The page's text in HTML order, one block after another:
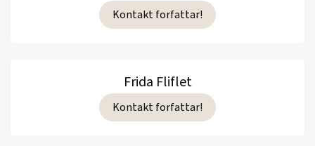
Kontakt forfattar!
Frida Fliflet
Kontakt forfattar!